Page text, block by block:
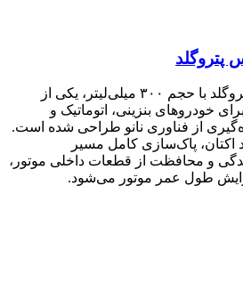
مکمل سوخت پتروتکس پتروگلد با حجم ۳۰۰ میلی‌لیتر، یکی از
خودروهای بنزینی، اتوماتیک و
از فناوری نانو طراحی شده است.
اکتان، پاک‌سازی کامل مسیر
و محافظت از قطعات داخلی موتور،
طول عمر موتور می‌شود.